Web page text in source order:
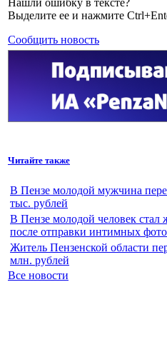
Нашли ошибку в тексте?
Выделите ее и нажмите
Сообщить новость
Читайте также
В Пензе молодой мужчина
тыс. рублей
В Пензе молодой человек стал
после отправки интимных
Житель Пензенской области
млн. рублей
Все новости